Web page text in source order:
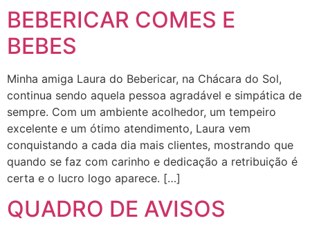
BEBERICAR COMES E
BEBES
Minha amiga Laura do Bebericar, na Chácara do Sol,
continua sendo aquela pessoa agradável e simpática de
sempre. Com um ambiente acolhedor, um tempeiro
excelente e um ótimo atendimento, Laura vem
conquistando a cada dia mais clientes, mostrando que
quando se faz com carinho e dedicação a retribuição é
certa e o lucro logo aparece. […]
QUADRO DE AVISOS